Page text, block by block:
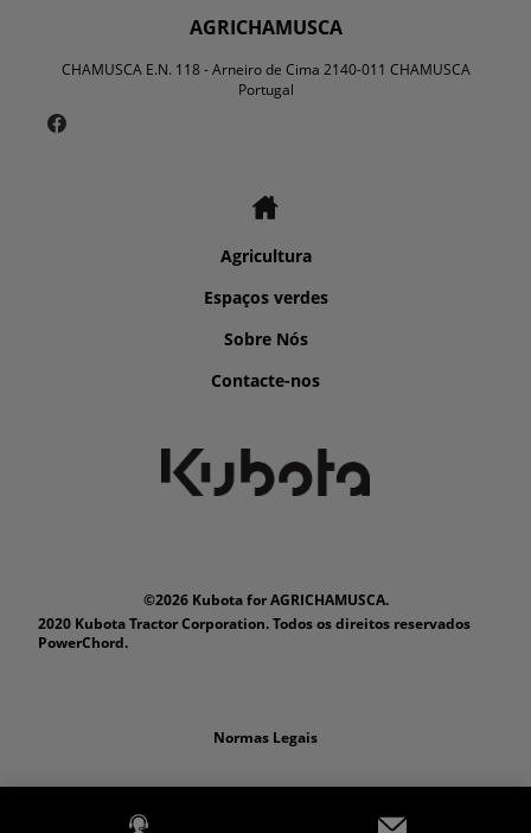
AGRICHAMUSCA
CHAMUSCA E.N. 118 - Arneiro de Cima 2140-011 CHAMUSCA
Portugal
Agricultura
Espaços verdes
Sobre Nós
Contacte-nos
©2026 Kubota for AGRICHAMUSCA.
2020 Kubota Tractor Corporation. Todos os direitos reservados
PowerChord.
Normas Legais